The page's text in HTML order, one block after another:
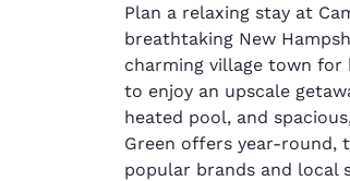
Plan a relaxing stay at
breathtaking New
charming village town for
to enjoy an upscale
heated pool, and
Green offers year-round,
popular brands and local